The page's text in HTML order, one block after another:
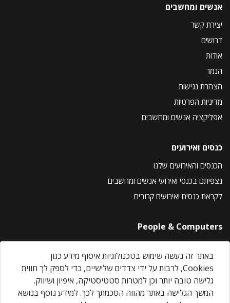
אנשים ומחשבים
יצירת קשר
דרושים
אודות
הנמר
הצהרת נגישות
מדיניות הפרטיות
אפליקציה אנשים ומחשבים
כנסים ואירועים
הכנסים והאירועים שלנו
נצפיתם בכנסי ואירועי אנשים ומחשבים
לקראת כנסים ואירועים קרובים
People & Computers
About Us
Privacy Policy
Contact Us
Our Events
באתר זה נעשה שימוש בטכנולוגיות איסוף מידע כגון
Cookies, לרבות על ידי צדדים שלישיים, כדי לספק לך חווית
גלישה טובה יותר וכן למטרות סטטיסטיקה, איפיון ושיווק.
המשך הגלישה באתר מהווה הסכמתך לכך. למידע נוסף בנושא